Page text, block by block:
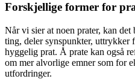
Forskjellige former for
Når vi sier at noen prater, kan det
ting, deler synspunkter, uttrykker
hyggelig prat. Å prate kan også
om mer alvorlige emner som for
utfordringer.